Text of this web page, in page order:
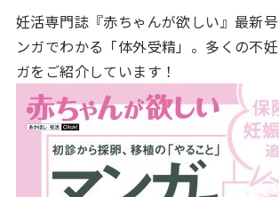
妊活専門誌『赤ちゃんが欲しい』最新
ンガでわかる「体外受精」。多くの不
ガをご紹介しています！